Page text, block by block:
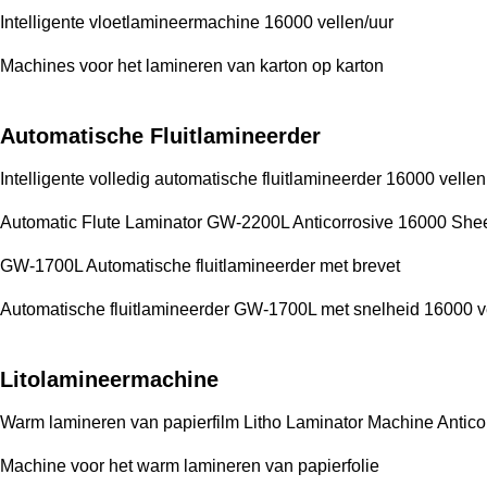
Intelligente vloetlamineermachine 16000 vellen/uur
Machines voor het lamineren van karton op karton
Automatische Fluitlamineerder
Intelligente volledig automatische fluitlamineerder 16000
Automatic Flute Laminator GW-2200L Anticorrosive 16000
GW-1700L Automatische fluitlamineerder met brevet
Automatische fluitlamineerder GW-1700L met snelheid 16000
Litolamineermachine
Warm lamineren van papierfilm Litho Laminator Machine
Machine voor het warm lamineren van papierfolie